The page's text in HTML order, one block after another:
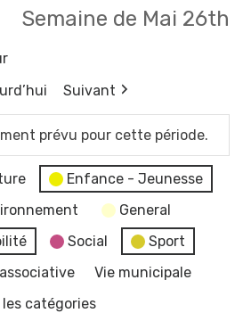
Semaine de Mai 26th
Suivant
prévu pour cette période.
Enfance - Jeunesse
General
Social
Sport
Vie municipale
les catégories